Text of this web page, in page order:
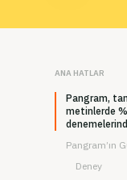
ANA HATLAR
Pangram,
metinlerde
Pangram’ın
Deney